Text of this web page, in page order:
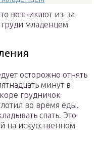
возникают из-за
груди младенцем
осторожно отнять
минут в
грудничок
во время еды.
спать. Это
на искусственном